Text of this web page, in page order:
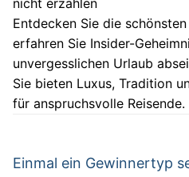
Entdecken Sie die
erfahren Sie Insider-
unvergesslichen Urlaub
Sie bieten Luxus, Tradition
für anspruchsvolle Reisende.
Einmal ein Gewinnertyp